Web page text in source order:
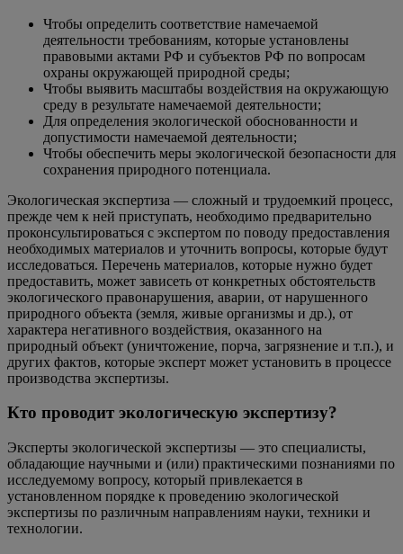
Чтобы определить соответствие намечаемой
деятельности требованиям, которые установлены
правовыми актами РФ и субъектов РФ по вопросам
охраны окружающей природной среды;
Чтобы выявить масштабы воздействия на окружающую
среду в результате намечаемой деятельности;
Для определения экологической обоснованности и
допустимости намечаемой деятельности;
Чтобы обеспечить меры экологической безопасности для
сохранения природного потенциала.
Экологическая экспертиза — сложный и трудоемкий процесс,
прежде чем к ней приступать, необходимо предварительно
проконсультироваться с экспертом по поводу предоставления
необходимых материалов и уточнить вопросы, которые будут
исследоваться. Перечень материалов, которые нужно будет
предоставить, может зависеть от конкретных обстоятельств
экологического правонарушения, аварии, от нарушенного
природного объекта (земля, живые организмы и др.), от
характера негативного воздействия, оказанного на
природный объект (уничтожение, порча, загрязнение и т.п.), и
других фактов, которые эксперт может установить в процессе
производства экспертизы.
Кто проводит экологическую экспертизу?
Эксперты экологической экспертизы — это специалисты,
обладающие научными и (или) практическими познаниями по
исследуемому вопросу, который привлекается в
установленном порядке к проведению экологической
экспертизы по различным направлениям науки, техники и
технологии.